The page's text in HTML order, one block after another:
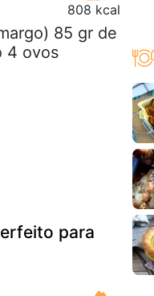
808 kcal
85 gr de
4 ovos
para